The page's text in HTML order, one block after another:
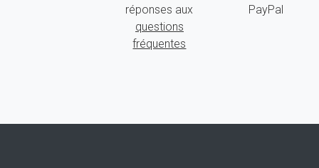
réponses aux
questions
fréquentes
PayPal